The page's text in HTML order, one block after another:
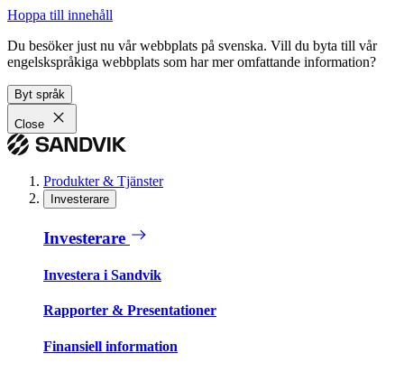
Hoppa till innehåll
Du besöker just nu vår webbplats på svenska. Vill du byta till vår
engelskspråkiga webbplats som har mer omfattande information?
Byt språk
Close
Produkter & Tjänster
Investerare
Investerare
Investera i Sandvik
Rapporter & Presentationer
Finansiell information